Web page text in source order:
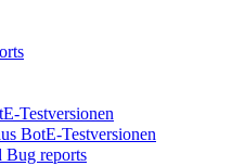
Testversionen
BotE-Testversionen
reports